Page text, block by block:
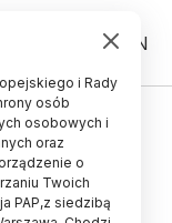
PL EN
i Rady
osób
osobowych i
oraz
o
Twoich
PAP,z siedzibą